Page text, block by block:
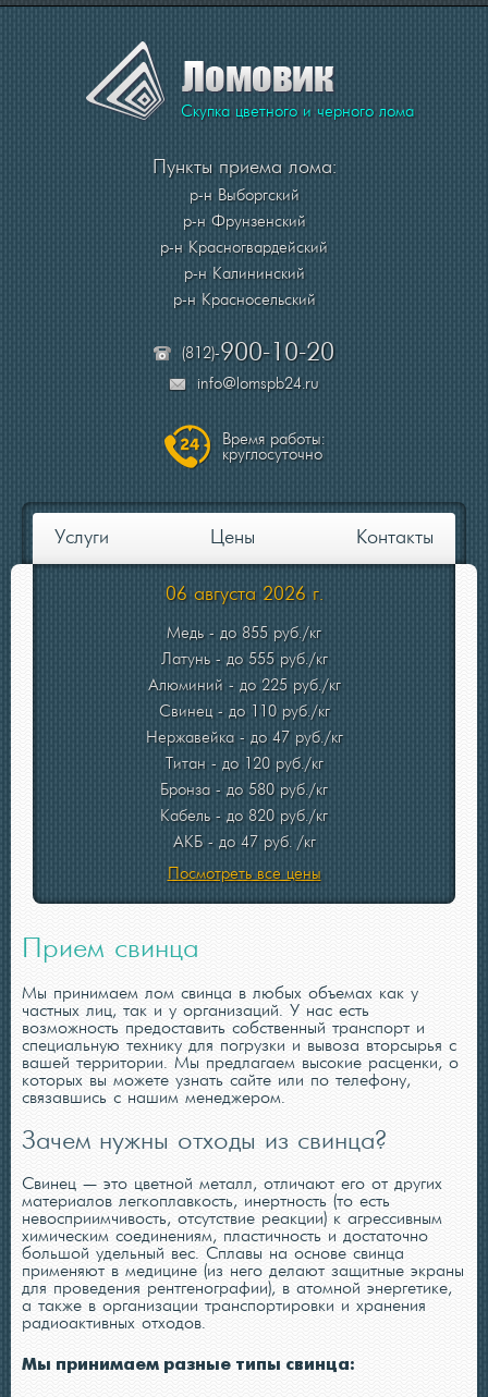
Скупка цветного и черного лома
Пункты приема лома:
р-н Выборгский
р-н Фрунзенский
р-н Красногвардейский
р-н Калининский
р-н Красносельский
(812)-900-10-20
info@lomspb24.ru
Время работы:
круглосуточно
Услуги Цены Контакты
06 августа 2026 г.
Медь - до 855 руб./кг
Латунь - до 555 руб./кг
Алюминий - до 225 руб./кг
Свинец - до 110 руб./кг
Нержавейка - до 47 руб./кг
Титан - до 120 руб./кг
Бронза - до 580 руб./кг
Кабель - до 820 руб./кг
АКБ - до 47 руб. /кг
Посмотреть все цены
Прием свинца
Мы принимаем лом свинца в любых объемах как у
частных лиц, так и у организаций. У нас есть
возможность предоставить собственный транспорт и
специальную технику для погрузки и вывоза вторсырья с
вашей территории. Мы предлагаем высокие расценки, о
которых вы можете узнать сайте или по телефону,
связавшись с нашим менеджером.
Зачем нужны отходы из свинца?
Свинец — это цветной металл, отличают его от других
материалов легкоплавкость, инертность (то есть
невосприимчивость, отсутствие реакции) к агрессивным
химическим соединениям, пластичность и достаточно
большой удельный вес. Сплавы на основе свинца
применяют в медицине (из него делают защитные экраны
для проведения рентгенографии), в атомной энергетике,
а также в организации транспортировки и хранения
радиоактивных отходов.
Мы принимаем разные типы свинца: